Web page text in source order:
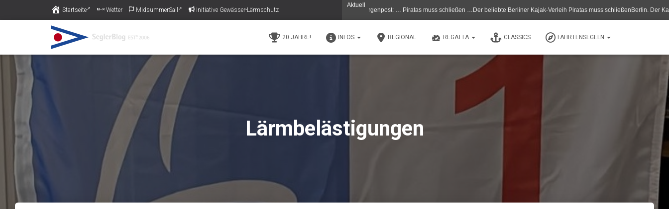
Aktuell
Piratas am Pichelssee muss schließen - Gestern 11.5.26 in der (C) Berliner Morgenpost: … Piratas muss schließen …Der beliebte Berliner Kajak-Verleih Piratas muss schließenBerlin. Der Kanu-
Startseite Wetter MidsummerSail Initiative Gewässer-Lärmschutz
20 JAHRE! INFOS REGIONAL REGATTA CLASSICS FAHRTENSEGELN
Lärmbelästigungen